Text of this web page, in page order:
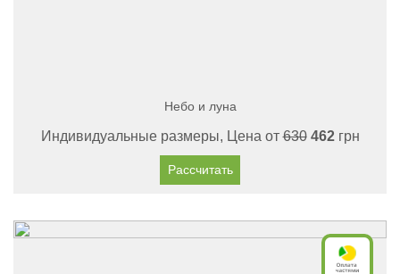
Небо и луна
Индивидуальные размеры, Цена от630 462грн
Рассчитать